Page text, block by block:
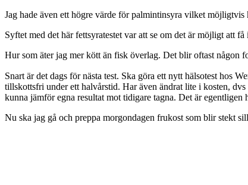
Jag hade även ett högre värde för palmintinsyra vilket
Syftet med det här fettsyratestet var att se om det är möjligt att
Hur som äter jag mer kött än fisk överlag. Det blir oftast någon
Snart är det dags för nästa test. Ska göra ett nytt hälsotest hos
tillskottsfri under ett halvårstid. Har även ändrat lite i kosten,
kunna jämför egna resultat mot tidigare tagna. Det är
Nu ska jag gå och preppa morgondagen frukost som blir stekt